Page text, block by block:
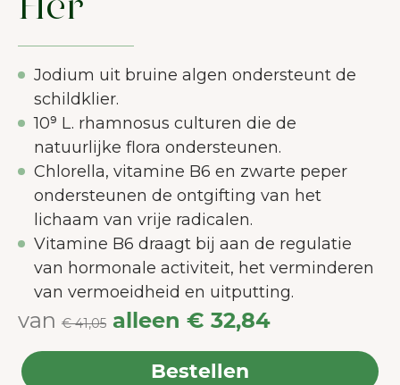
Her
Jodium uit bruine algen ondersteunt de
schildklier.
10⁹ L. rhamnosus culturen die de
natuurlijke flora ondersteunen.
Chlorella, vitamine B6 en zwarte peper
ondersteunen de ontgifting van het
lichaam van vrije radicalen.
Vitamine B6 draagt bij aan de regulatie
van hormonale activiteit, het verminderen
van vermoeidheid en uitputting.
van € 41,05 alleen € 32,84
Bestellen